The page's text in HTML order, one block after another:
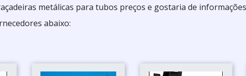
metálicas para tubos preços e gostaria de
abaixo: